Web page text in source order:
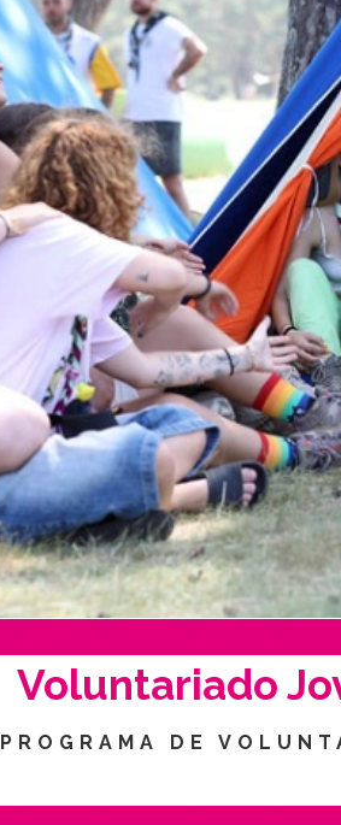
Voluntariado
PROGRAMA DE